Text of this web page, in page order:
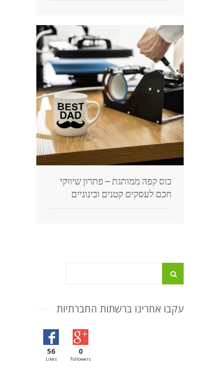
כוס קפה ממותגת – פתרון שיווקי
חכם לעסקים קטנים ובינוניים
עקבו אחרינו ברשתות החברתיות
56
Likes
0
Followers